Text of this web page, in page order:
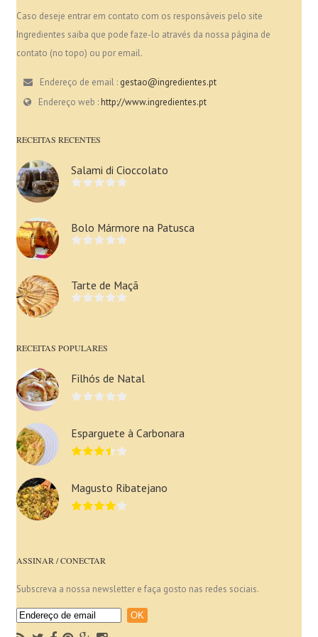
Caso deseje entrar em contato com os responsáveis pelo site
Ingredientes saiba que pode faze-lo através da nossa página de
contato (no topo) ou por email.
Endereço de email : gestao@ingredientes.pt
Endereço web :http://www.ingredientes.pt
RECEITAS RECENTES
Salami di Cioccolato
Bolo Mármore na Patusca
Tarte de Maçã
RECEITAS POPULARES
Filhós de Natal
Esparguete à Carbonara
Magusto Ribatejano
ASSINAR / CONECTAR
Subscreva a nossa newsletter e faça gosto nas redes sociais.